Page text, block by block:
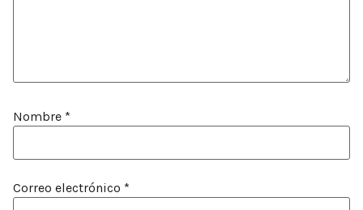
Nombre *
Correo electrónico *